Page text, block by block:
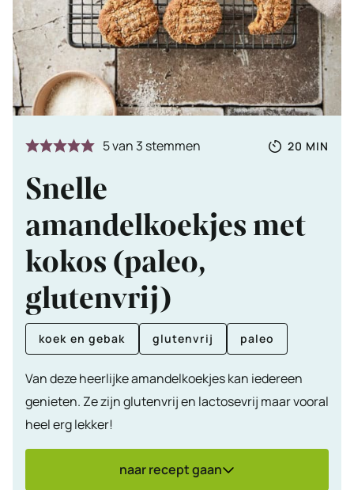
5van 3 stemmen
Totale
20 MIN
Snelle
amandelkoekjes met
kokos (paleo,
glutenvrij)
koek en gebak glutenvrij paleo
Van deze heerlijke amandelkoekjes kan iedereen
genieten. Ze zijn glutenvrij en lactosevrij maar vooral
heel erg lekker!
naar recept gaan